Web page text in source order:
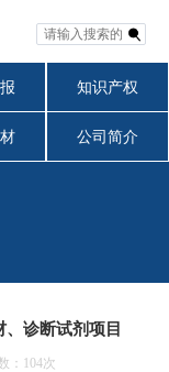
知识产权
公司简介
诊断试剂项目
： 104次